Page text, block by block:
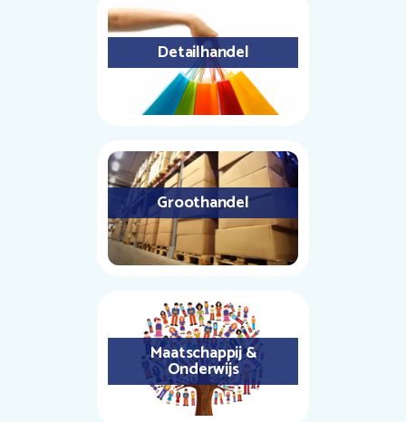
Detailhandel
Groothandel
Maatschappij &
Onderwijs